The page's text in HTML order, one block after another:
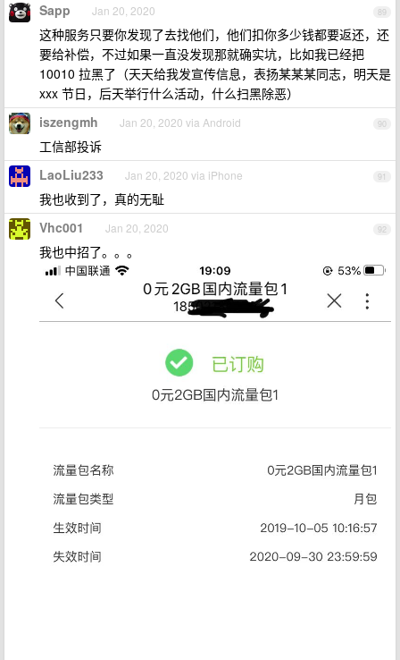
89
Sapp Jan 20, 2020
这种服务只要你发现了去找他们，他们扣你多少钱都要返还，还
要给补偿，不过如果一直没发现那就确实坑，比如我已经把
10010 拉黑了（天天给我发宣传信息，表扬某某某同志，明天是
xxx 节日，后天举行什么活动，什么扫黑除恶）
90
iszengmh Jan 20, 2020 via Android
工信部投诉
91
LaoLiu233 Jan 20, 2020 via iPhone
我也收到了，真的无耻
92
Vhc001 Jan 20, 2020
我也中招了。。。